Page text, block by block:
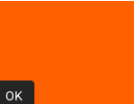
OK